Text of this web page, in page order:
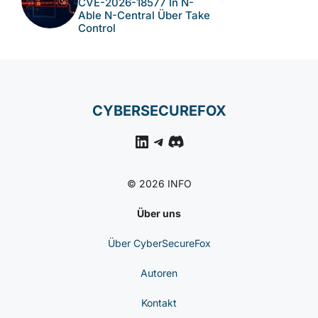
Able N-Central Über Take
Control
CYBERSECUREFOX
LinkedIn
Telegram
Discord
© 2026 INFO
Über uns
Über CyberSecureFox
Autoren
Kontakt